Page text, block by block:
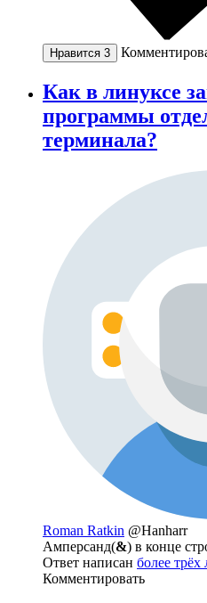
Нравится 3
Как в линуксе
программы
терминала?
Roman Ratkin @Hanharr
Амперсанд(&) в конце
Ответ написан более трёх
Комментировать